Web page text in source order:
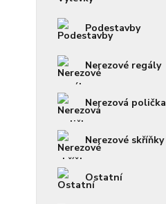
Podestavby
Nerezové regály
Nerezová polička
Nerezové skříňky
Ostatní